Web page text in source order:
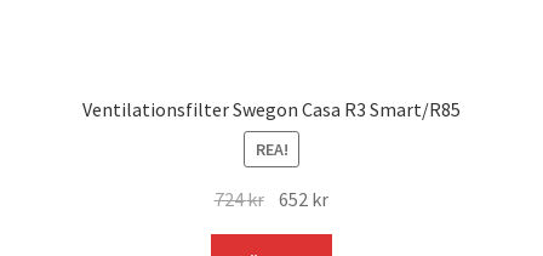
Ventilationsfilter Swegon Casa R3 Smart/R85
REA!
724kr Det
ursprungliga
652 krDet
nuvarande